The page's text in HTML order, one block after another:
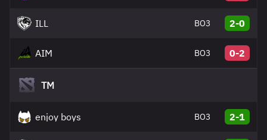
ILL BO3 2-0
AIM BO3 0-2
TM
enjoy boys BO3 2-1